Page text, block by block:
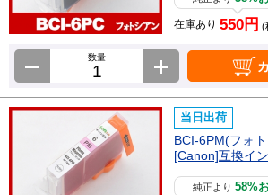
在庫あり 550円 (
数量
当日出荷
BCI-6PM(フォ
[Canon]互換イ
純正より58%